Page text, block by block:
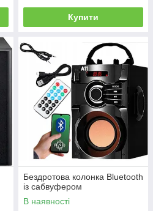
Купити
Бездротова колонка Bluetooth
із сабвуфером
В наявності